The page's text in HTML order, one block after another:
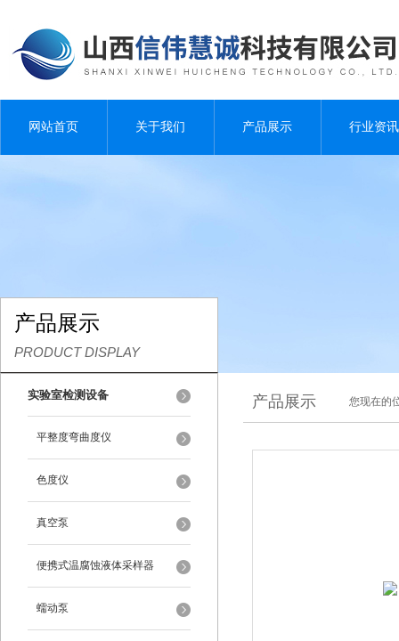
网站首页 关于我们 产品展示 行业资讯
产品展示
PRODUCT DISPLAY
实验室检测设备
平整度弯曲度仪
色度仪
真空泵
便携式温腐蚀液体采样器
蠕动泵
产品展示 您现在的